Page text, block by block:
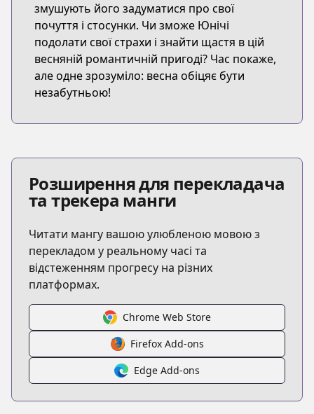
змушують його задуматися про свої
почуття і стосунки. Чи зможе Юнічі
подолати свої страхи і знайти щастя в цій
весняній романтичній пригоді? Час покаже,
але одне зрозуміло: весна обіцяє бути
незабутньою!
Розширення для перекладача
та трекера манги
Читати мангу вашою улюбленою мовою з
перекладом у реальному часі та
відстеженням прогресу на різних
платформах.
Chrome Web Store
Firefox Add-ons
Edge Add-ons